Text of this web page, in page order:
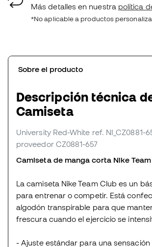
Más detalles en nuestra política
*No aplicable a productos
Sobre el producto
Descripción técnica
Camiseta
University Red-White ref. NI_CZ0881-
proveedor CZ0881-657
Camiseta de manga corta Nike
La camiseta Nike Team Club es un
para entrenar o competir. Está
algodón transpirable para que
frescura cuando el ejercicio se
- Ajuste estándar para una